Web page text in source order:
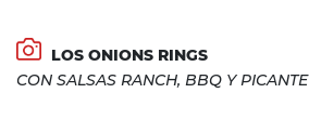
LOS ONIONS RINGS
CON SALSAS RANCH, BBQ Y PICANTE